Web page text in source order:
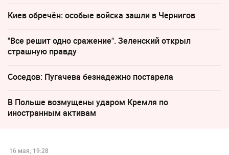
Киев обречён: особые войска зашли в Чернигов
"Все решит одно сражение". Зеленский открыл
страшную правду
Соседов: Пугачева безнадежно постарела
В Польше возмущены ударом Кремля по
иностранным активам
16 мая, 19:28